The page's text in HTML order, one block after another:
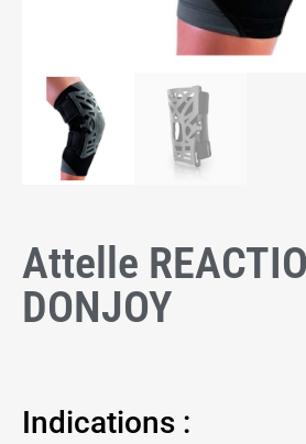
Attelle
DONJOY
Indications :